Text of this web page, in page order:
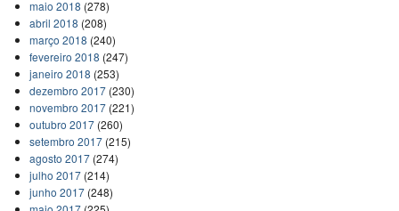
maio 2018 (278)
abril 2018 (208)
março 2018 (240)
fevereiro 2018 (247)
janeiro 2018 (253)
dezembro 2017(230)
novembro 2017(221)
outubro 2017(260)
setembro 2017(215)
agosto 2017(274)
julho 2017(214)
junho 2017(248)